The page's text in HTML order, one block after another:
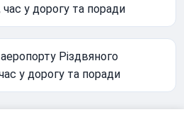
час у дорогу та поради
Різдвяного
у дорогу та поради